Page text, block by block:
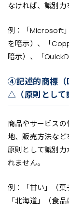
なければ、識別力
例：「Microsoft
を暗示）、「
暗示）、「
④記述的商標
△（原則として
商品やサービス
地、販売方法など
原則として識別
れません。
例：「甘い」（菓
「北海道」（食品